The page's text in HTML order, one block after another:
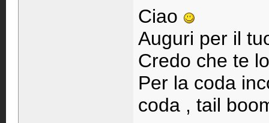
Ciao
Auguri per il
Credo che te
Per la coda
coda , tail